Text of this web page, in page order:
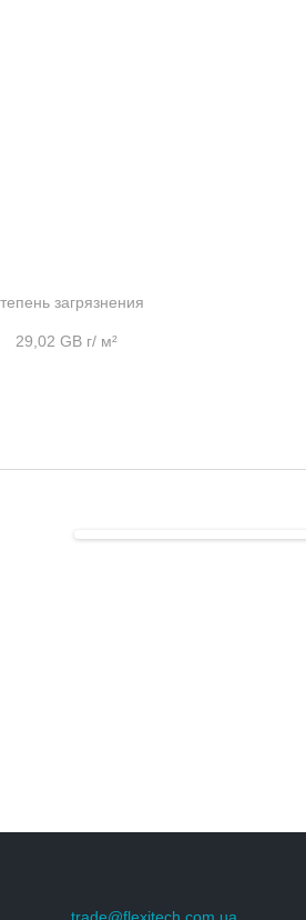
загрязнения
29,02 GB г/ м²
trade@flexitech.com.ua